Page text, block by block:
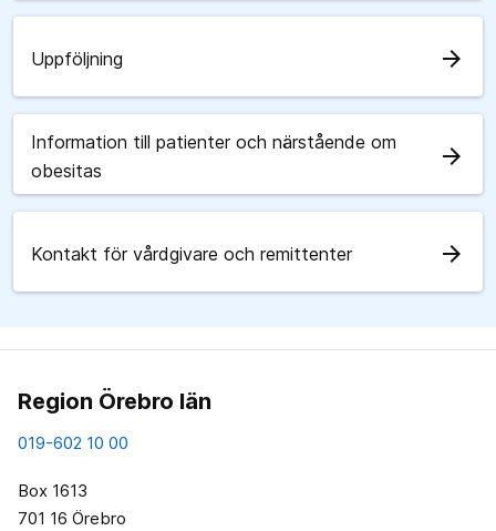
Uppföljning arrow_forward
Information till patienter och närstående om
obesitas
arrow_forward
Kontakt för vårdgivare och remittenter arrow_forward
Region Örebro län
019-602 10 00
Box 1613
701 16 Örebro